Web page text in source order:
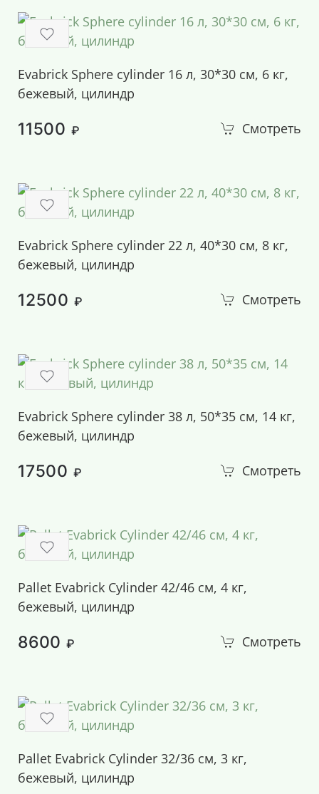
Evabrick Sphere cylinder 16 л, 30*30 см, 6 кг,
бежевый, цилиндр
11500 ₽ Смотреть
Evabrick Sphere cylinder 22 л, 40*30 см, 8 кг,
бежевый, цилиндр
12500 ₽ Смотреть
Evabrick Sphere cylinder 38 л, 50*35 см, 14 кг,
бежевый, цилиндр
17500 ₽ Смотреть
Pallet Evabrick Cylinder 42/46 см, 4 кг,
бежевый, цилиндр
8600 ₽ Смотреть
Pallet Evabrick Cylinder 32/36 см, 3 кг,
бежевый, цилиндр